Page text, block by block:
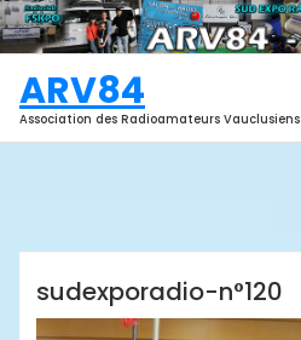
Aller
au
contenu
ARV84
Association des Radioamateurs Vauclusiens
sudexporadio-n°120